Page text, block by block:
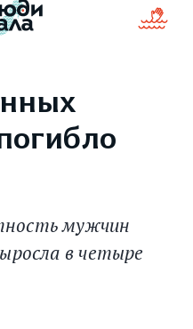
мужчин
в четыре